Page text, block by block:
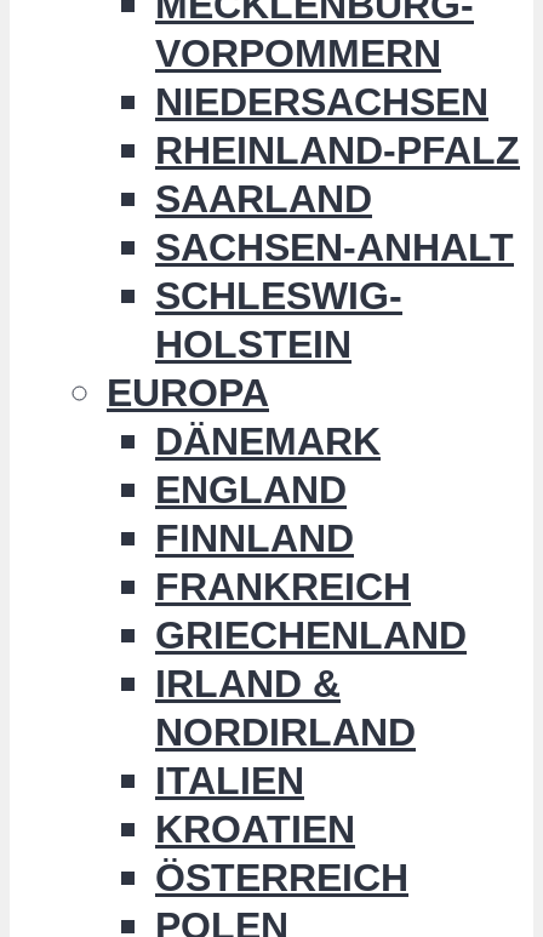
VORPOMMERN
NIEDERSACHSEN
RHEINLAND-PFALZ
SAARLAND
SACHSEN-ANHALT
SCHLESWIG-
HOLSTEIN
EUROPA
DÄNEMARK
ENGLAND
FINNLAND
FRANKREICH
GRIECHENLAND
IRLAND &
NORDIRLAND
ITALIEN
KROATIEN
ÖSTERREICH
POLEN